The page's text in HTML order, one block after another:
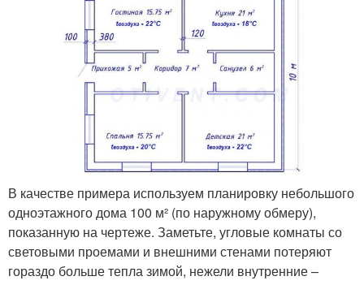
В качестве примера используем планировку небольшого
одноэтажного дома 100 м² (по наружному обмеру),
показанную на чертеже. Заметьте, угловые комнаты со
световыми проемами и внешними стенами потеряют
гораздо больше тепла зимой, нежели внутренние –